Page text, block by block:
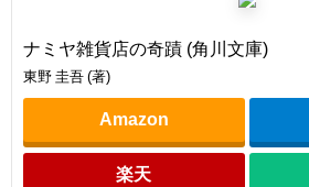
ナミヤ雑貨店の奇蹟 (角川文庫)
東野 圭吾 (著)
Amazon
楽天